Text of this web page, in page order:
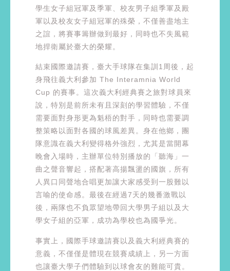
學生女子組冠軍及季軍、校友男子組季軍及殿
軍以及校友女子組冠軍的殊榮，不僅善盡地主
之誼，將賽事籌辦做到最好，同時也不失風範
地捍衛屬於臺大的榮耀。
結束國際邀請賽，臺大手球隊在集訓1周後，起
身飛往義大利參加 The Interamnia World
Cup 的賽事。這次義大利經典賽之旅對球員來
說，特別是前所未有且深刻的學習體驗，不僅
需要面對身形更為魁梧的對手，同時也需要調
整策略以面對各國的球風差異。身在他鄉，團
隊意識在義大利變得格外強烈，尤其是當開幕
晚會入場時，主辦單位特別播放的「聽海」一
曲之聲音響起，搭配著高揚飄盪的國旗，所有
人異口同聲地合唱更加讓大家感受到一股難以
言喻的使命感。最後在經過7天的幾番激戰以
後，兩隊也不負眾望地帶回大學男子組以及大
學女子組的亞軍，成功為學校也為國爭光。
事實上，國際手球邀請賽以及義大利經典賽的
意義，不僅僅是體現在競賽成績上，另一方面
也讓臺大學子們體驗到以球會友的難能可貴。